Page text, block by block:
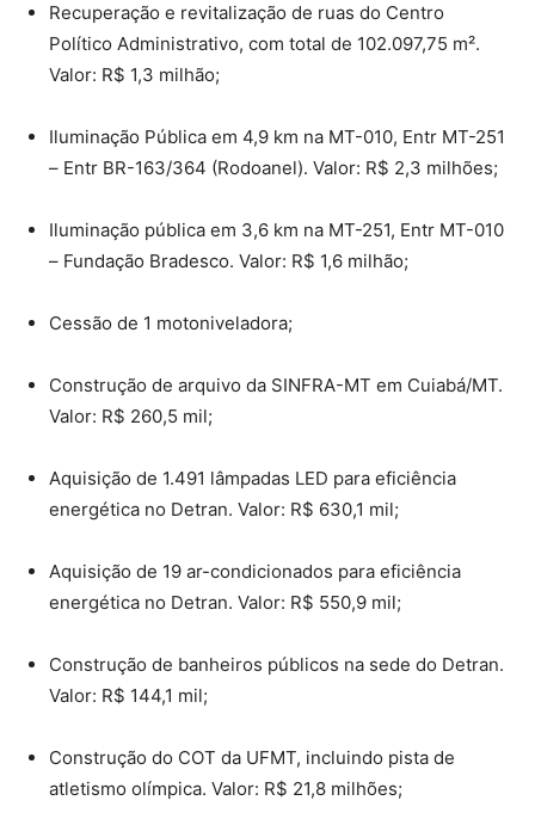
Recuperação e revitalização de ruas do Centro
Político Administrativo, com total de 102.097,75 m².
Valor: R$ 1,3 milhão;
Iluminação Pública em 4,9 km na MT-010, Entr MT-251
– Entr BR-163/364 (Rodoanel). Valor: R$ 2,3 milhões;
Iluminação pública em 3,6 km na MT-251, Entr MT-010
– Fundação Bradesco. Valor: R$ 1,6 milhão;
Cessão de 1 motoniveladora;
Construção de arquivo da SINFRA-MT em Cuiabá/MT.
Valor: R$ 260,5 mil;
Aquisição de 1.491 lâmpadas LED para eficiência
energética no Detran. Valor: R$ 630,1 mil;
Aquisição de 19 ar-condicionados para eficiência
energética no Detran. Valor: R$ 550,9 mil;
Construção de banheiros públicos na sede do Detran.
Valor: R$ 144,1 mil;
Construção do COT da UFMT, incluindo pista de
atletismo olímpica. Valor: R$ 21,8 milhões;